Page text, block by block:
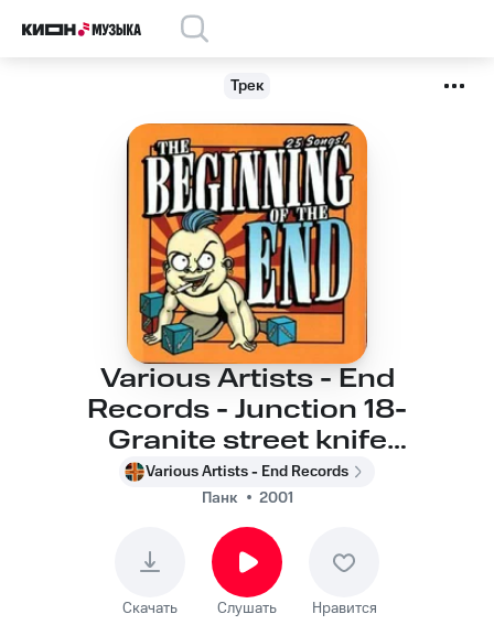
Трек
Various Artists - End
Records - Junction 18-
Granite street knife
fight
Various Artists - End Records
Панк
2001
Скачать Слушать Нравится